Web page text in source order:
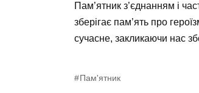
Пам’ятник з’єднанням і
зберігає пам’ять про
сучасне, закликаючи нас
Пам'ятник